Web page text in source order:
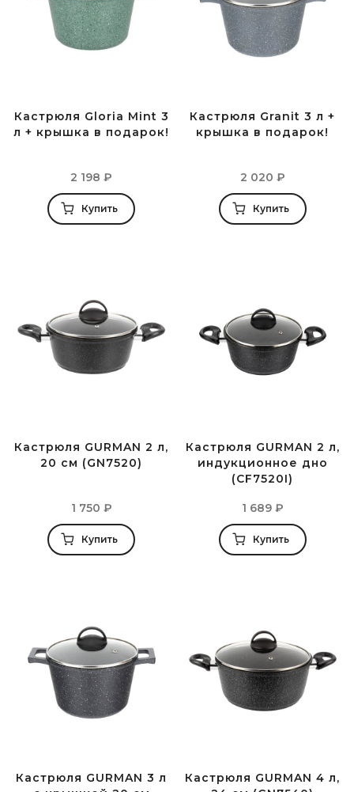
Кастрюля Gloria Mint 3
л + крышка в подарок!
2 198₽
Купить
Кастрюля Granit 3 л +
крышка в подарок!
2 020 ₽
Купить
Кастрюля GURMAN 2 л,
20 см (GN7520)
1 750 ₽
Купить
Кастрюля GURMAN 2 л,
индукционное дно
(CF7520I)
1 689 ₽
Купить
Кастрюля GURMAN 3 л
Кастрюля GURMAN 4 л,